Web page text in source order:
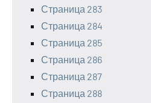
Страница 283
Страница 284
Страница 285
Страница 286
Страница 287
Страница 288